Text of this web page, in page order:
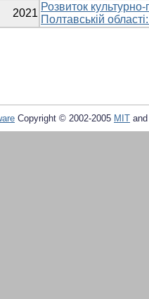
2021
Розвиток
Полтавській
Copyright © 2002-2005 MIT